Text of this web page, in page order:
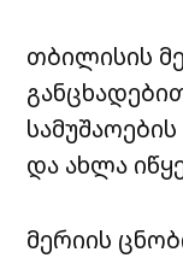
თბილისის
და ახლა
მერიის